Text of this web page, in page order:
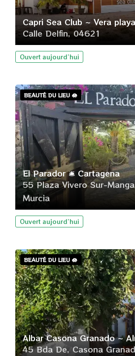
Capri Sea Club ~ Vera playa
Calle Delfin, 04621
Ouvert aujourd’hui
BEAUTÉ DU LIEU 🪷
El Parador 🛎️ Cartagena
55 Plaza Vivero Sur-
Murcia
Ouvert aujourd’hui
BEAUTÉ DU LIEU 🪷
Albar Casona Granado ~
45 Bda De, Casona